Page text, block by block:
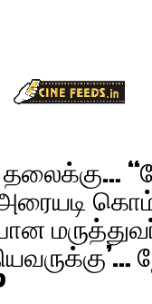
தலைக்கு…